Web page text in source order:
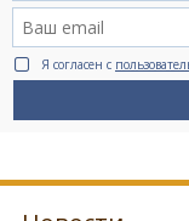
Я согласен с